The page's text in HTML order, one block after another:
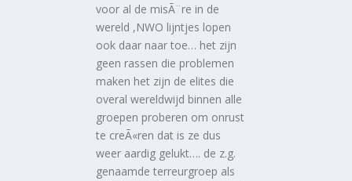
voor al de misÃ¨re in de
wereld ,NWO lijntjes lopen
ook daar naar toe… het zijn
geen rassen die problemen
maken het zijn de elites die
overal wereldwijd binnen alle
groepen proberen om onrust
te creÃ«ren dat is ze dus
weer aardig gelukt…. de z.g.
genaamde terreurgroep als